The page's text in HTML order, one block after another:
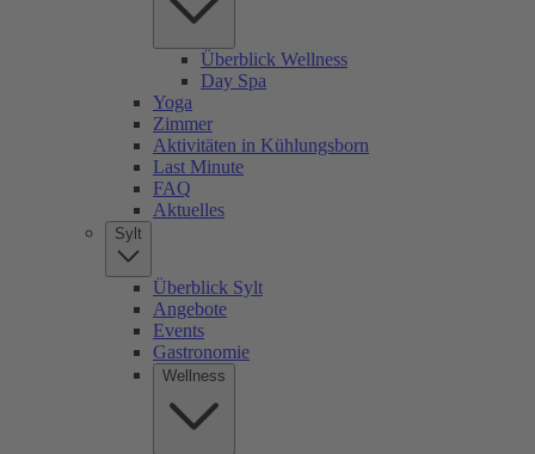
Überblick Wellness
Day Spa
Yoga
Zimmer
Aktivitäten in Kühlungsborn
Last Minute
FAQ
Aktuelles
Sylt
Überblick Sylt
Angebote
Events
Gastronomie
Wellness